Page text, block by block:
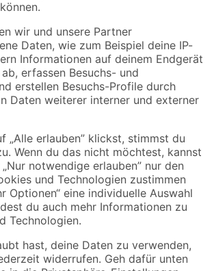
Versandarten
herunterladen
gesetzl. MwSt.. Die dargestellten Angebote sind unter